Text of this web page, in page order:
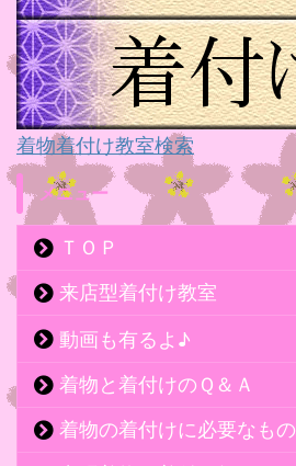
着物着付け教室検索
メニュー
ＴＯＰ
来店型着付け教室
動画も有るよ♪
着物と着付けのＱ＆Ａ
着物の着付けに必要なもの